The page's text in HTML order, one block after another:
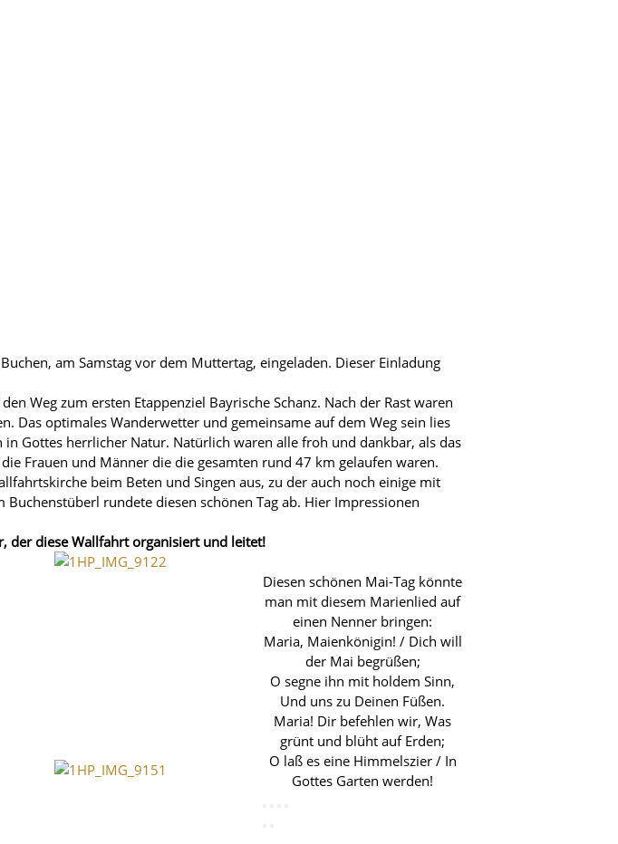
am Samstag vor dem Muttertag, eingeladen. Dieser Einladung
Weg zum ersten Etappenziel Bayrische Schanz. Nach der Rast waren
Das optimales Wanderwetter und gemeinsame auf dem Weg sein lies
Gottes herrlicher Natur. Natürlich waren alle froh und dankbar, als das
Frauen und Männer die die gesamten rund 47 km gelaufen waren.
beim Beten und Singen aus, zu der auch noch einige mit
rundete diesen schönen Tag ab. Hier Impressionen
der diese Wallfahrt organisiert und leitet!
Diesen schönen Mai-Tag könnte
man mit diesem Marienlied auf
einen Nenner bringen:
Maria, Maienkönigin! / Dich will
der Mai begrüßen;
O segne ihn mit holdem Sinn,
Und uns zu Deinen Füßen.
Maria! Dir befehlen wir, Was
grünt und blüht auf Erden;
O laß es eine Himmelszier / In
Gottes Garten werden!